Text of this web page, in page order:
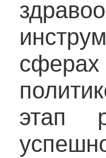
этап